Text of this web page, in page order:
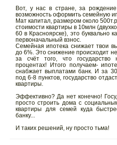
Вот, у нас в стране, за
возможность оформить семейную
Мат капитал, размером около
стоимости квартиры в 10млн
60 в Красноярске), это буквально
первоначальный взнос.
Семейная ипотека снижает твои
до 6%. Это снижение происходит
за счёт того, что государство
процентах! Итого получаем-
снабжает выплатами банк. И за
под 6-8 пунктов, государство
квартиры.
Эффективно? Да нет конечно!
просто строить дома с
квартиры для семей куда
банку...
И таких решений, ну просто тьма!